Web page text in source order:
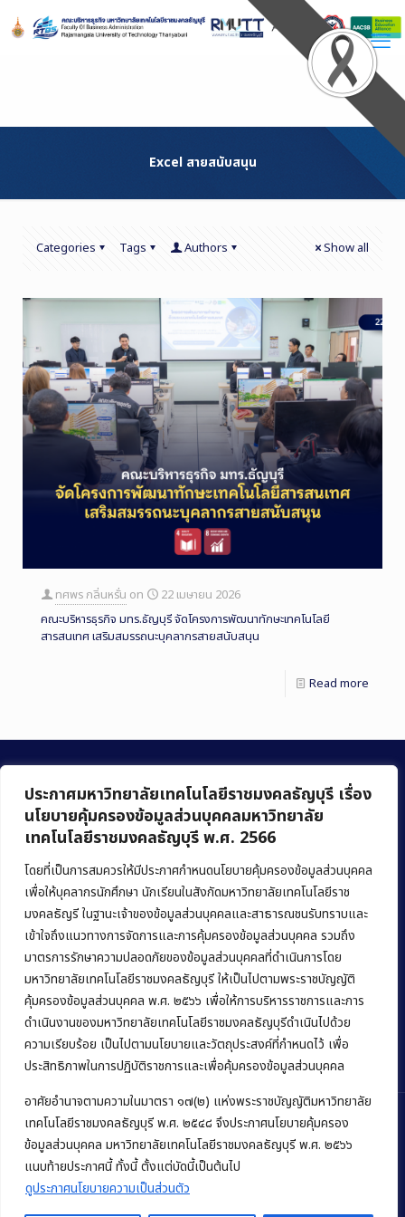
ประกาศมหาวิทยาลัยเทคโนโลยีราชมงคลธัญบุรี เรื่อง
นโยบายคุ้มครองข้อมูลส่วนบุคคลมหาวิทยาลัย
เทคโนโลยีราชมงคลธัญบุรี พ.ศ. 2566
โดยที่เป็นการสมควรให้มีประกาศกำหนดนโยบายคุ้มครองข้อมูลส่วนบุคคล
เพื่อให้บุคลากรนักศึกษา นักเรียนในสังกัดมหาวิทยาลัยเทคโนโลยีราช
มงคลธัญรี ในฐานะเจ้าของข้อมูลส่วนบุคคลและสาธารณชนรับทราบและ
เข้าใจถึงแนวทางการจัดการและการคุ้มครองข้อมูลส่วนบุคคล รวมถึง
มาตรการรักษาความปลอดภัยของข้อมูลส่วนบุคคลที่ดำเนินการโดย
มหาวิทยาลัยเทคโนโลยีราชมงคลธัญบุรี ให้เป็นไปตามพระราชบัญญัติ
คุ้มครองข้อมูลส่วนบุคคล พ.ศ. ๒๕๖๖ เพื่อให้การบริหารราชการและการ
ดำเนินงานของมหาวิทยาลัยเทคโนโลยีราชมงคลธัญบุรีดำเนินไปด้วย
ความเรียบร้อย เป็นไปตามนโยบายและวัตถุประสงค์ที่กำหนดไว้ เพื่อ
ประสิทธิภาพในการปฏิบัติราชการและเพื่อคุ้มครองข้อมูลส่วนบุคคล
อาศัยอำนาจตามความในมาตรา ๑๗(๒) แห่งพระราชบัญญัติมหาวิทยาลัย
เทคโนโลยีราชมงคลธัญบุรี พ.ศ. ๒๕๔๘ จึงประกาศนโยบายคุ้มครอง
ข้อมูลส่วนบุคคล มหาวิทยาลัยเทคโนโลยีราชมงคลธัญบุรี พ.ศ. ๒๕๖๖
แนบท้ายประกาศนี้ ทั้งนี้ ตั้งแต่บัดนี้เป็นต้นไป
ดูประกาศนโยบายความเป็นส่วนตัว
Content
Excel สายสนับสนุน
Categories Tags Authors Show all
ทศพร กลิ่นหรั่น on
22 เมษายน 2026
คณะบริหารธุรกิจ มทร.ธัญบุรี จัดโครงการพัฒนาทักษะเทคโนโลยี
สารสนเทศ เสริมสมรรถนะบุคลากรสายสนับสนุน
Read more
คณะบริหารธุรกิจ
มหาวิทยาลัยเทคโนโลยีราชมงคลธัญบุรี
39 หมู่ 1 ถนนรังสิต-นครนายก ตำบลคลองหก
อำเภอคลองหลวง จังหวัดปทุมธานี 12120
Phone:+66 (0) 2549 3243,+66 (0) 2549 3241
E-mail:bus@rmutt.ac.th
Copyright © 2022 คณะบริหารธุรกิจ มหาวิทยาลัยเทคโนโลยีราชมงคล
ธัญบุรี